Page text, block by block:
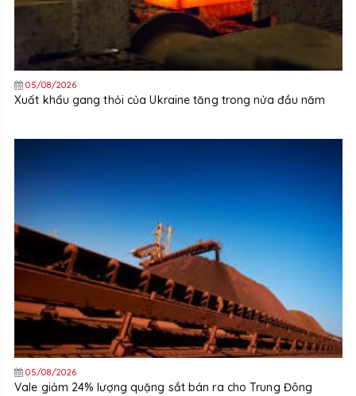
05/08/2026
Xuất khẩu gang thỏi của Ukraine tăng trong nửa đầu năm
05/08/2026
Vale giảm 24% lượng quặng sắt bán ra cho Trung Đông